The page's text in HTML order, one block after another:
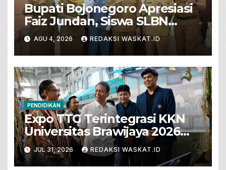
Bupati Bojonegoro Apresiasi
Faiz Jundan, Siswa SLBN
Gunungsari Baureno Masuk
LKS Diksus Tingkat Nasional
AGU 4, 2026 REDAKSI WASKAT.ID
PENDIDIKAN
Expo TTG Terintegrasi KKN
Universitas Brawijaya 2026
Hadirkan Inovasi Peternakan
Untuk Bojonegoro
JUL 31, 2026 REDAKSI WASKAT.ID